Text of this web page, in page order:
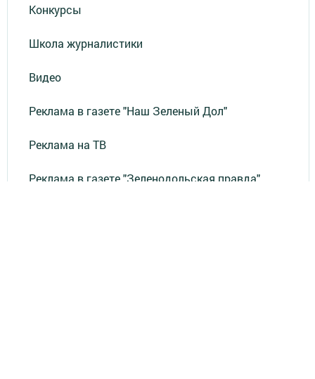
Конкурсы
Школа журналистики
Видео
Реклама в газете "Наш Зеленый Дол"
Реклама на ТВ
Реклама в газете "Зеленодольская правда"